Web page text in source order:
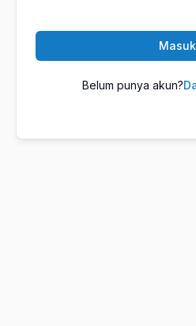
Masuk
Belum punya akun?